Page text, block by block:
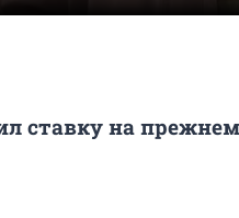
ставку на прежнем